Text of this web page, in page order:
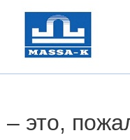
– это,